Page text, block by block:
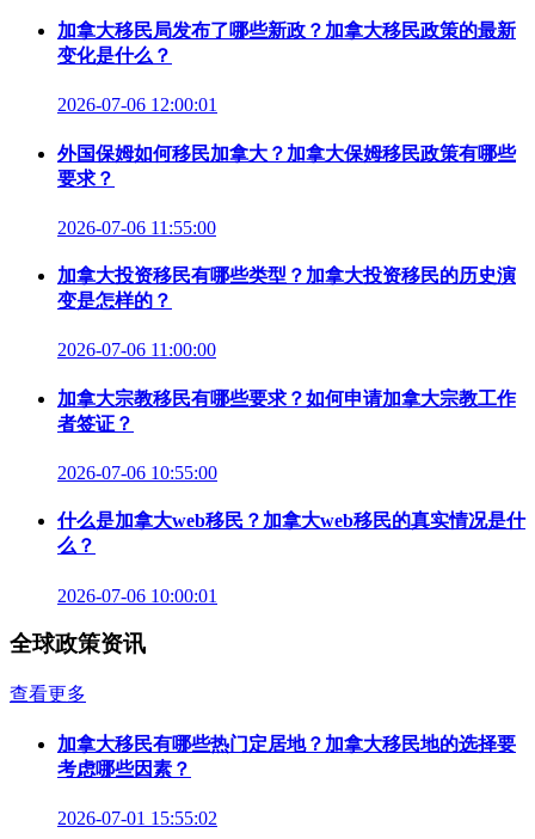
加拿大移民局发布了哪些新政？加拿大移民政策的最新
变化是什么？
2026-07-06 12:00:01
外国保姆如何移民加拿大？加拿大保姆移民政策有哪些
要求？
2026-07-06 11:55:00
加拿大投资移民有哪些类型？加拿大投资移民的历史演
变是怎样的？
2026-07-06 11:00:00
加拿大宗教移民有哪些要求？如何申请加拿大宗教工作
者签证？
2026-07-06 10:55:00
什么是加拿大web移民？加拿大web移民的真实情况是什
么？
2026-07-06 10:00:01
全球政策资讯
查看更多
加拿大移民有哪些热门定居地？加拿大移民地的选择要
考虑哪些因素？
2026-07-01 15:55:02